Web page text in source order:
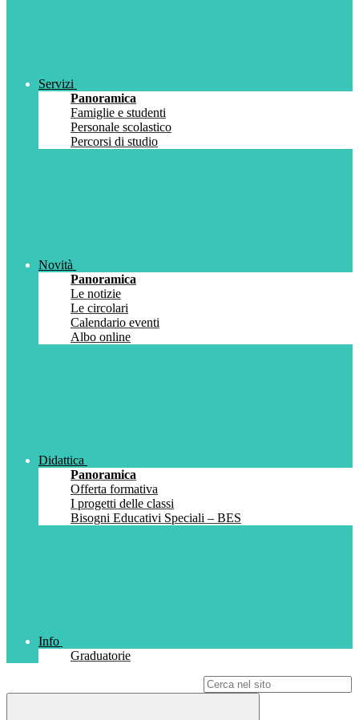
Servizi
Panoramica
Famiglie e studenti
Personale scolastico
Percorsi di studio
Novità
Panoramica
Le notizie
Le circolari
Calendario eventi
Albo online
Didattica
Panoramica
Offerta formativa
I progetti delle classi
Bisogni Educativi Speciali – BES
Info
Graduatorie